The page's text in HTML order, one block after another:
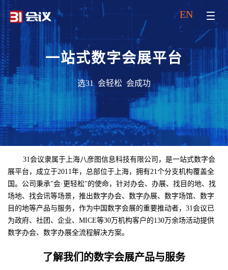
EN
一站式数字会展平台
选31 会轻松 会成功
31会议隶属于上海八彦图信息科技有限公司，是一站式数字会
展平台，成立于2011年，总部位于上海，拥有21个分支机构覆盖全
国。公司秉承"会·更轻松"的使命，针对办会、办展、找目的地、找
场地、找会讯等场景，推出数字办会、数字办展、数字场馆、数字
目的地等产品与服务，作为中国数字会展的重要推动者，31会议已
为政府、社团、企业、MICE等30万机构客户的130万余场活动提供
数字办会、数字办展全流程解决方案。
了解我们的数字会展产品与服务